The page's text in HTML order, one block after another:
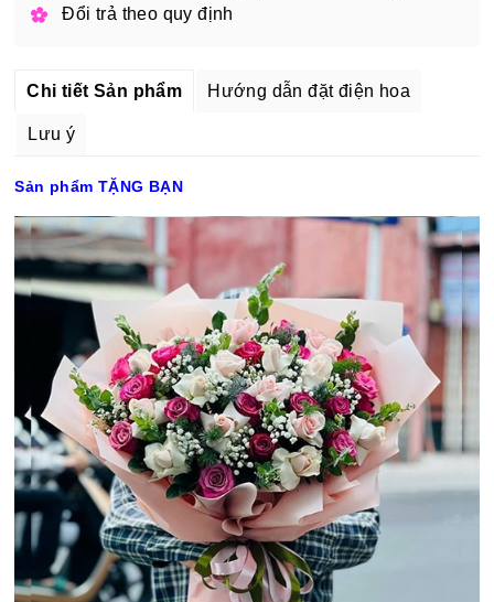
Đổi trả theo quy định
Chi tiết Sản phẩm Hướng dẫn đặt điện hoa
Lưu ý
Sản phẩm TẶNG BẠN